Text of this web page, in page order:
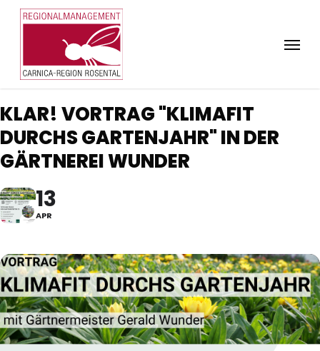
Skip
content
Menu
KLAR! VORTRAG "KLIMAFIT
DURCHS GARTENJAHR" IN DER
GÄRTNEREI WUNDER
13
APR